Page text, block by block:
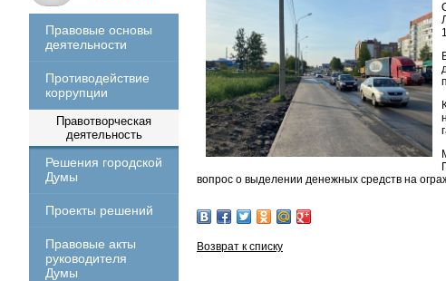
Правовые основы
деятельности
Противодействие
коррупции
Правотворческая
деятельность
Решения городской
Думы
Проекты решений
Правовые акты
руководителя
Думы
вопрос о выделении денежных средств на
Возврат к списку